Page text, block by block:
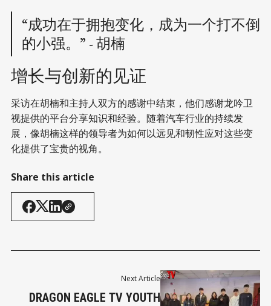
“成功在于拥抱变化，成为一个打不倒
的小强。” - 胡楠
增长与创新的见证
采访在胡楠和主持人双方的感谢中结束，他们感谢龙吟卫
视提供的平台分享知识和经验。随着汽车行业的持续发
展，像胡楠这样的领导者为如何以远见和韧性应对这些变
化提供了宝贵的视角。
Share this article
Next Article
DRAGON EAGLE TV YOUTH